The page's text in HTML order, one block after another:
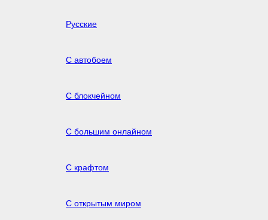
Русские
С автобоем
С блокчейном
С большим онлайном
С крафтом
С открытым миром